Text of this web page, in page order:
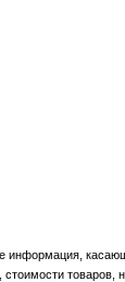
информация,
стоимости